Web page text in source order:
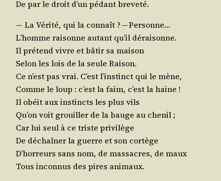
De par le droit d’un pédant breveté.
— La Véri­té, qui la connaît ? — Personne…
L’homme rai­sonne autant qu’il déraisonne.
Il pré­tend vivre et bâtir sa maison
Selon les lois de la seule Raison.
Ce n’est pas vrai. C’est l’ins­tinct qui le mène,
Comme le loup : c’est la faim, c’est la haine !
Il obéit aux ins­tincts les plus vils
Qu’on voit grouiller de la bauge au chenil ;
Car lui seul à ce triste privilège
De déchaî­ner la guerre et son cortège
D’hor­reurs sans nom, de mas­sacres, de maux
Tous incon­nus des pires animaux.